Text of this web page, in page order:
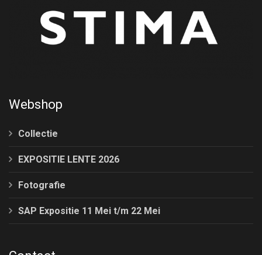
Webshop
Collectie
EXPOSITIE LENTE 2026
Fotografie
SAP Expositie 11 Mei t/m 22 Mei